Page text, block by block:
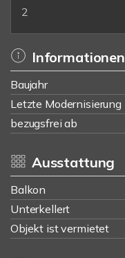
2
Informationen
Baujahr
Letzte Modernisierung
bezugsfrei ab
Ausstattung
Balkon
Unterkellert
Objekt ist vermietet